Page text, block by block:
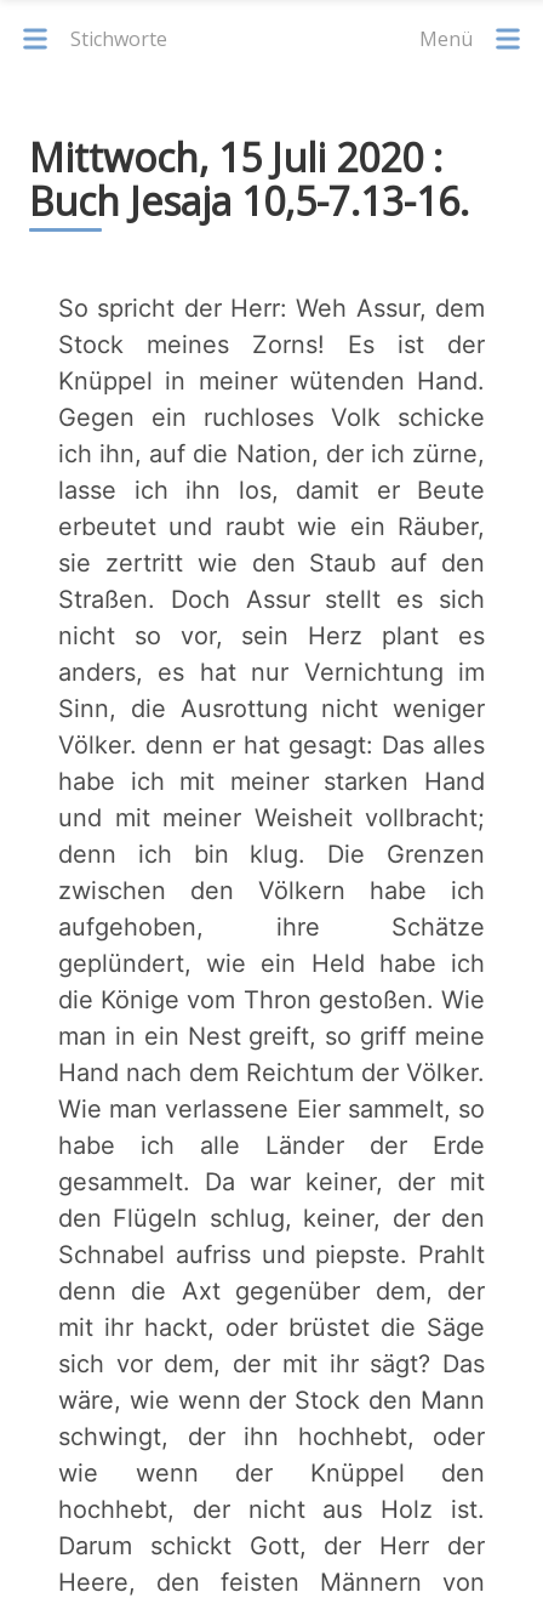
Stichworte Menü
Mittwoch, 15 Juli 2020 :
Buch Jesaja 10,5-7.13-16.
So spricht der Herr: Weh Assur, dem
Stock meines Zorns! Es ist der
Knüppel in meiner wütenden Hand.
Gegen ein ruchloses Volk schicke
ich ihn, auf die Nation, der ich zürne,
lasse ich ihn los, damit er Beute
erbeutet und raubt wie ein Räuber,
sie zertritt wie den Staub auf den
Straßen. Doch Assur stellt es sich
nicht so vor, sein Herz plant es
anders, es hat nur Vernichtung im
Sinn, die Ausrottung nicht weniger
Völker. denn er hat gesagt: Das alles
habe ich mit meiner starken Hand
und mit meiner Weisheit vollbracht;
denn ich bin klug. Die Grenzen
zwischen den Völkern habe ich
aufgehoben, ihre Schätze
geplündert, wie ein Held habe ich
die Könige vom Thron gestoßen. Wie
man in ein Nest greift, so griff meine
Hand nach dem Reichtum der Völker.
Wie man verlassene Eier sammelt, so
habe ich alle Länder der Erde
gesammelt. Da war keiner, der mit
den Flügeln schlug, keiner, der den
Schnabel aufriss und piepste. Prahlt
denn die Axt gegenüber dem, der
mit ihr hackt, oder brüstet die Säge
sich vor dem, der mit ihr sägt? Das
wäre, wie wenn der Stock den Mann
schwingt, der ihn hochhebt, oder
wie wenn der Knüppel den
hochhebt, der nicht aus Holz ist.
Darum schickt Gott, der Herr der
Heere, den feisten Männern von